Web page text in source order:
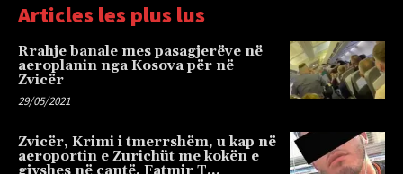
Articles les plus lus
Rrahje banale mes pasagjerëve në
aeroplanin nga Kosova për në
Zvicër
29/05/2021
Zvicër, Krimi i tmerrshëm, u kap në
aeroportin e Zurichüt me kokën e